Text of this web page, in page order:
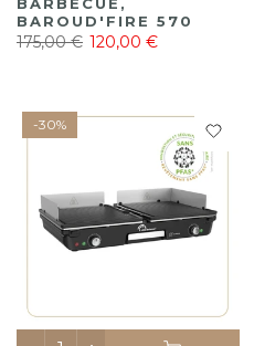
BAROUD'FIRE 570
175,00 € 120,00 €
-30%